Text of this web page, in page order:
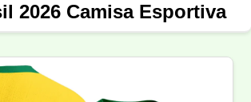
2026 Camisa Esportiva